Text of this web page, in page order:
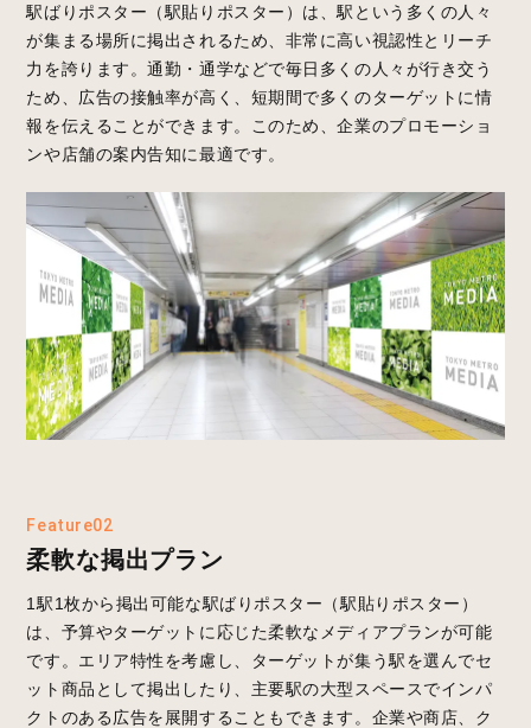
駅ばりポスター（駅貼りポスター）は、駅という多くの人々
が集まる場所に掲出されるため、非常に高い視認性とリーチ
力を誇ります。通勤・通学などで毎日多くの人々が行き交う
ため、広告の接触率が高く、短期間で多くのターゲットに情
報を伝えることができます。このため、企業のプロモーショ
ンや店舗の案内告知に最適です。
Feature02
柔軟な掲出プラン
1駅1枚から掲出可能な駅ばりポスター（駅貼りポスター）
は、予算やターゲットに応じた柔軟なメディアプランが可能
です。エリア特性を考慮し、ターゲットが集う駅を選んでセ
ット商品として掲出したり、主要駅の大型スペースでインパ
クトのある広告を展開することもできます。企業や商店、ク